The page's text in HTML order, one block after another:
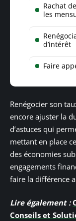
Rachat
les
d’intérêt
Faire
Renégocier son
encore ajuster la
d’astuces qui
mettant en place
des économies
engagements
faire la différence
Lire également :
Conseils et